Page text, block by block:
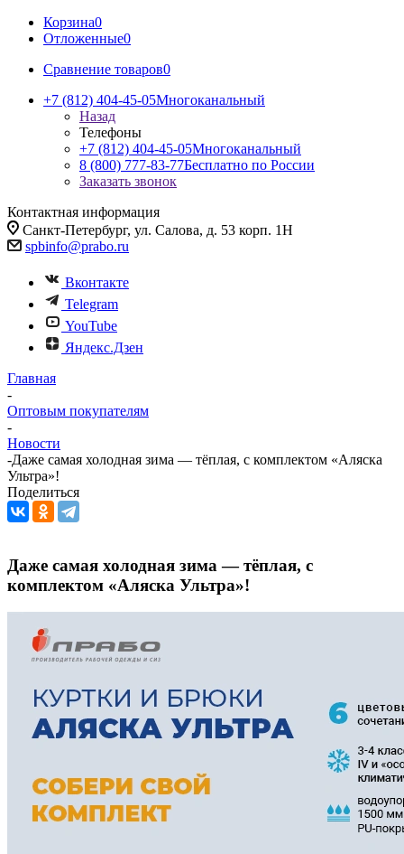
Корзина0
Отложенные0
Сравнение товаров0
+7 (812) 404-45-05Многоканальный
Назад
Телефоны
+7 (812) 404-45-05Многоканальный
8 (800) 777-83-77Бесплатно по России
Заказать звонок
Контактная информация
Санкт-Петербург, ул. Салова, д. 53 корп. 1Н
spbinfo@prabo.ru
Вконтакте
Telegram
YouTube
Яндекс.Дзен
Главная
-
Оптовым покупателям
-
Новости
-Даже самая холодная зима — тёплая, с комплектом «Аляска
Ультра»!
Поделиться
Даже самая холодная зима — тёплая, с
комплектом «Аляска Ультра»!